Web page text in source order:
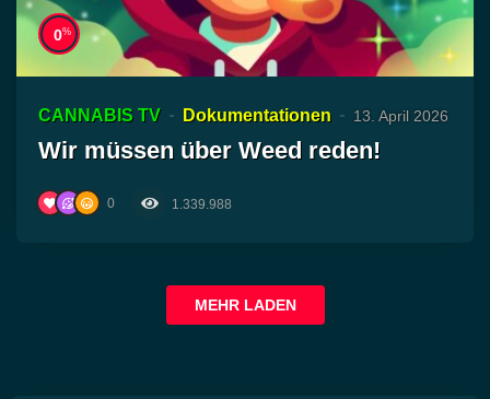
0%
CANNABIS TV Dokumentationen 13. April 2026
Wir müssen über Weed reden!
0 1.339.988
MEHR LADEN